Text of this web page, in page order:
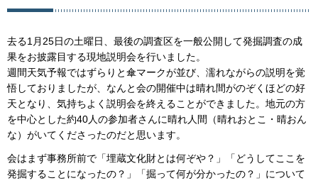
去る1月25日の土曜日、最後の調査区を一般公開して発掘調査の成
果をお披露目する現地説明会を行いました。
週間天気予報ではずらりと傘マークが並び、濡れながらの説明を覚
悟しておりましたが、なんと会の開催中は晴れ間がのぞくほどの好
天となり、気持ちよく説明会を終えることができました。地元の方
を中心とした約40人の参加者さんに晴れ人間（晴れおとこ・晴おん
な）がいてくださったのだと思います。
会はまず事務所前で「埋蔵文化財とは何ぞや？」「どうしてここを
発掘することになったの？」「掘って何が分かったの？」について